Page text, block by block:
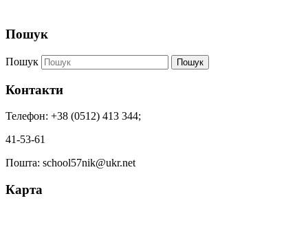
Пошук
Пошук Пошук
Контакти
Телефон: +38 (0512) 413 344;
41-53-61
Пошта: school57nik@ukr.net
Карта